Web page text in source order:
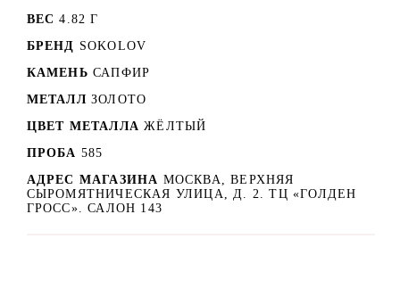
ВЕС 4.82 Г
БРЕНД SOKOLOV
КАМЕНЬ САПФИР
МЕТАЛЛ ЗОЛОТО
ЦВЕТ МЕТАЛЛА ЖЁЛТЫЙ
ПРОБА 585
АДРЕС МАГАЗИНА МОСКВА, ВЕРХНЯЯ
СЫРОМЯТНИЧЕСКАЯ УЛИЦА, Д. 2. ТЦ «ГОЛДЕН
ГРОСС». САЛОН 143